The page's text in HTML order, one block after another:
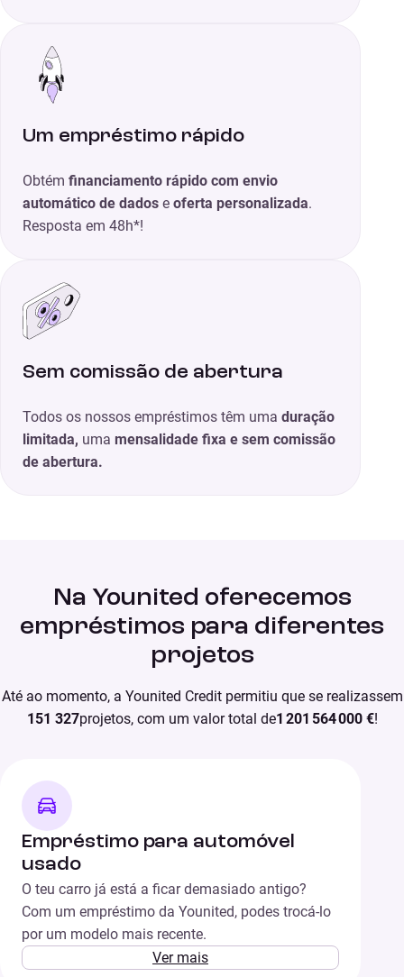
Um empréstimo rápido
Obtém financiamento rápido com envio
automático de dados e oferta personalizada.
Resposta em 48h*!
Sem comissão de abertura
Todos os nossos empréstimos têm uma duração
limitada, uma mensalidade fixa e sem comissão
de abertura.
Na Younited oferecemos
empréstimos para diferentes
projetos
Até ao momento, a Younited Credit permitiu que se realizassem
151 327projetos, com um valor total de1 201 564 000 €!
Empréstimo para automóvel
usado
O teu carro já está a ficar demasiado antigo?
Com um empréstimo da Younited, podes trocá-lo
por um modelo mais recente.
Ver mais